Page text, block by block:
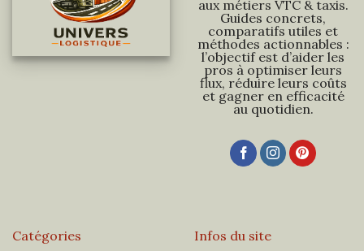
aux métiers VTC & taxis.
Guides concrets,
comparatifs utiles et
méthodes actionnables :
l’objectif est d’aider les
pros à optimiser leurs
flux, réduire leurs coûts
et gagner en efficacité
au quotidien.
Catégories Infos du site